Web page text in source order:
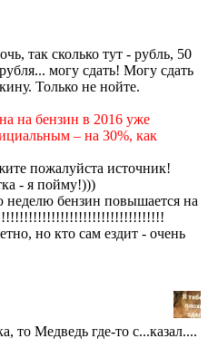
так сколько тут - рубль, 50
могу сдать! Могу сдать
Только не нойте.
на бензин в 2016 уже
– на 30%, как
пожалуйста источник!
- я пойму!)))
бензин повышается на
но кто сам ездит - очень
то Медведь где-то с...казал....